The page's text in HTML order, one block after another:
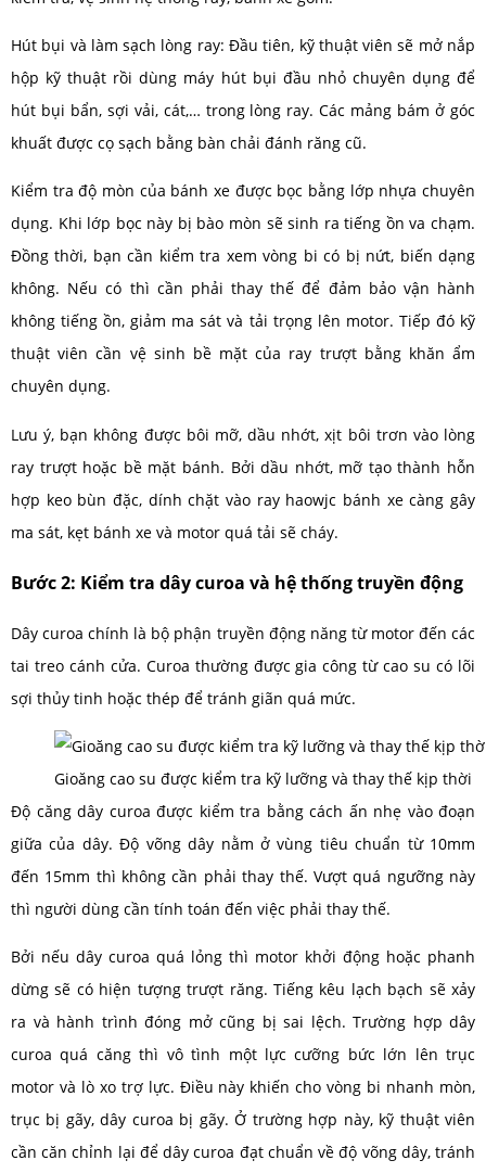
Hút bụi và làm sạch lòng ray: Đầu tiên, kỹ thuật viên sẽ mở nắp
hộp kỹ thuật rồi dùng máy hút bụi đầu nhỏ chuyên dụng để
hút bụi bẩn, sợi vải, cát,… trong lòng ray. Các mảng bám ở góc
khuất được cọ sạch bằng bàn chải đánh răng cũ.
Kiểm tra độ mòn của bánh xe được bọc bằng lớp nhựa chuyên
dụng. Khi lớp bọc này bị bào mòn sẽ sinh ra tiếng ồn va chạm.
Đồng thời, bạn cần kiểm tra xem vòng bi có bị nứt, biến dạng
không. Nếu có thì cần phải thay thế để đảm bảo vận hành
không tiếng ồn, giảm ma sát và tải trọng lên motor. Tiếp đó kỹ
thuật viên cần vệ sinh bề mặt của ray trượt bằng khăn ẩm
chuyên dụng.
Lưu ý, bạn không được bôi mỡ, dầu nhớt, xịt bôi trơn vào lòng
ray trượt hoặc bề mặt bánh. Bởi dầu nhớt, mỡ tạo thành hỗn
hợp keo bùn đặc, dính chặt vào ray haowjc bánh xe càng gây
ma sát, kẹt bánh xe và motor quá tải sẽ cháy.
Bước 2: Kiểm tra dây curoa và hệ thống truyền động
Dây curoa chính là bộ phận truyền động năng từ motor đến các
tai treo cánh cửa. Curoa thường được gia công từ cao su có lõi
sợi thủy tinh hoặc thép để tránh giãn quá mức.
Gioăng cao su được kiểm tra kỹ lưỡng và thay thế kịp thời
Độ căng dây curoa được kiểm tra bằng cách ấn nhẹ vào đoạn
giữa của dây. Độ võng dây nằm ở vùng tiêu chuẩn từ 10mm
đến 15mm thì không cần phải thay thế. Vượt quá ngưỡng này
thì người dùng cần tính toán đến việc phải thay thế.
Bởi nếu dây curoa quá lỏng thì motor khởi động hoặc phanh
dừng sẽ có hiện tượng trượt răng. Tiếng kêu lạch bạch sẽ xảy
ra và hành trình đóng mở cũng bị sai lệch. Trường hợp dây
curoa quá căng thì vô tình một lực cưỡng bức lớn lên trục
motor và lò xo trợ lực. Điều này khiến cho vòng bi nhanh mòn,
trục bị gãy, dây curoa bị gãy. Ở trường hợp này, kỹ thuật viên
cần căn chỉnh lại để dây curoa đạt chuẩn về độ võng dây, tránh